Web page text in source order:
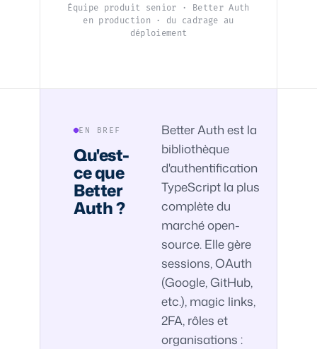
Équipe produit senior · Better Auth
en production · du cadrage au
déploiement
EN BREF
Qu'est-
ce que
Better
Auth ?
Better Auth est la
bibliothèque
d'authentification
TypeScript la plus
complète du
marché open-
source. Elle gère
sessions, OAuth
(Google, GitHub,
etc.), magic links,
2FA, rôles et
organisations :